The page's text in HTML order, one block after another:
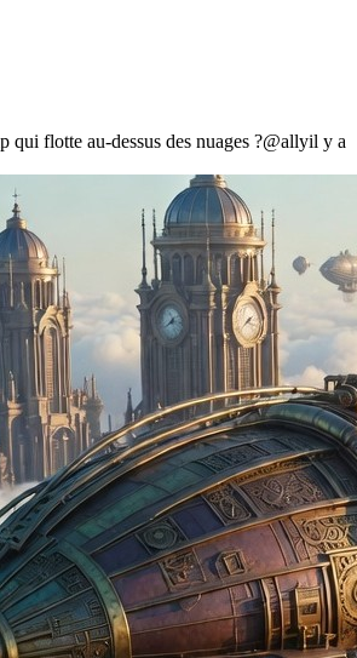
qui flotte au-dessus des nuages ?@allyil y a